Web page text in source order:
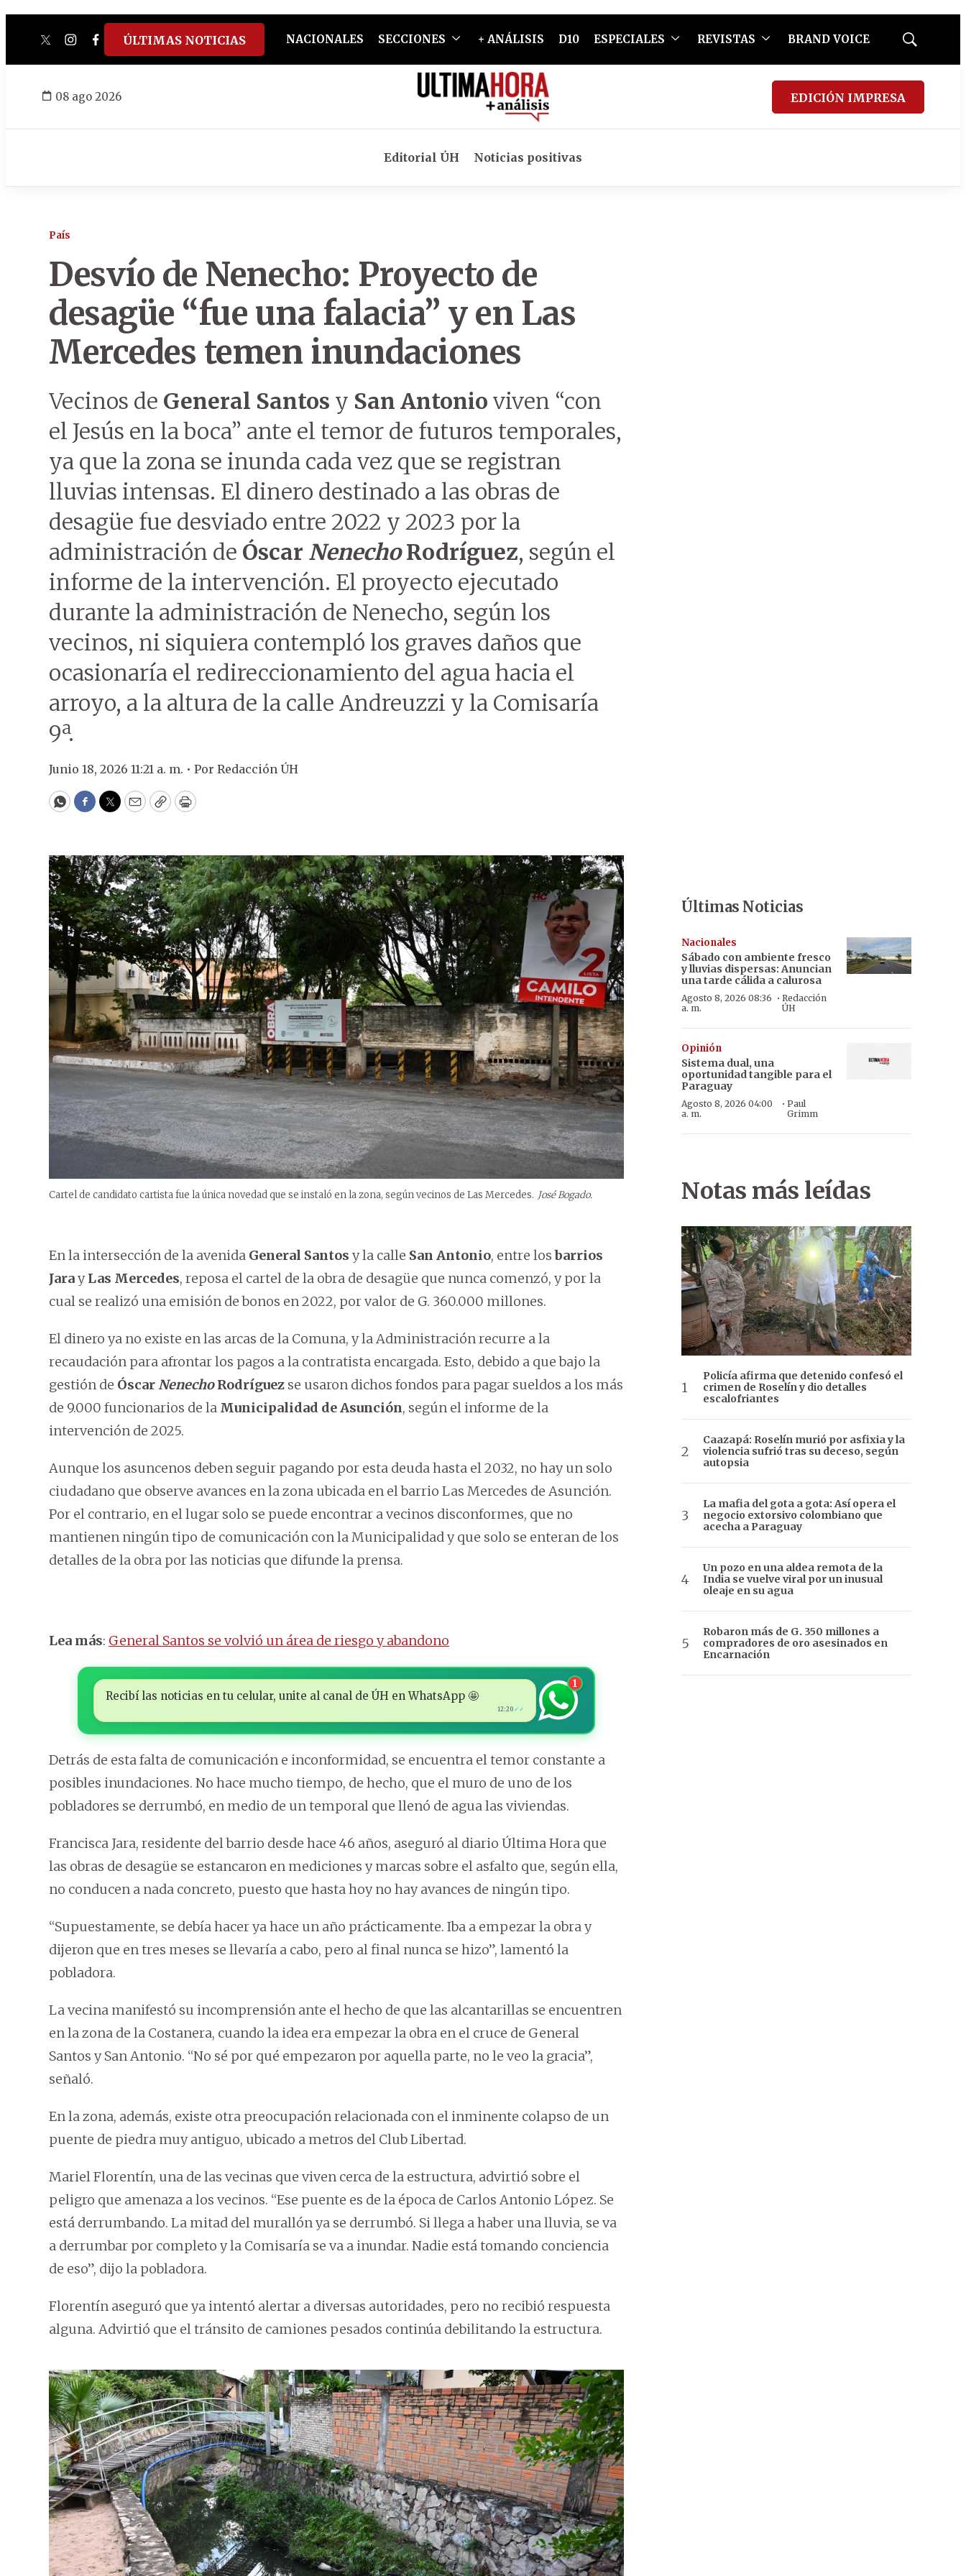
twitterinstagram
facebook
tiktokyoutube
spotify
ÚLTIMAS NOTICIAS NACIONALES SECCIONES + ANÁLISIS D10 ESPECIALES REVISTAS BRAND VOICE
Mostrar
08 ago 2026 EDICIÓN IMPRESA
Editorial ÚH Noticias positivas
País
Desvío de Nenecho: Proyecto de
desagüe “fue una falacia” y en Las
Mercedes temen inundaciones
Vecinos de General Santos y San Antonio viven “con
el Jesús en la boca” ante el temor de futuros temporales,
ya que la zona se inunda cada vez que se registran
lluvias intensas. El dinero destinado a las obras de
desagüe fue desviado entre 2022 y 2023 por la
administración de Óscar NenechoRodríguez, según el
informe de la intervención. El proyecto ejecutado
durante la administración de Nenecho, según los
vecinos, ni siquiera contempló los graves daños que
ocasionaría el redireccionamiento del agua hacia el
arroyo, a la altura de la calle Andreuzzi y la Comisaría
9ª.
Junio 18, 2026 11:21 a. m. • Por Redacción ÚH
WhatsApp
Facebook
Twitter
EmailCopyPrint
Cartel de candidato cartista fue la única novedad que se instaló en la zona, según vecinos de Las Mercedes. José Bogado.
En la intersección de la avenida General Santos y la calle San Antonio, entre losbarrios
JarayLas Mercedes, reposa el cartel de la obra de desagüe que nunca comenzó, y por la
cual se realizó una emisión de bonos en 2022, por valor de G. 360.000 millones.
El dinero ya no existe en las arcas de la Comuna, y la Administración recurre a la
recaudación para afrontar los pagos a la contratista encargada. Esto, debido a que bajo la
gestión de ÓscarNenechoRodríguez se usaron dichos fondos para pagar sueldos a los más
de 9.000 funcionarios de la Municipalidad de Asunción, según el informe de la
intervención de 2025.
Aunque los asuncenos deben seguir pagando por esta deuda hasta el 2032, no hay un solo
ciudadano que observe avances en la zona ubicada en el barrio Las Mercedes de Asunción.
Por el contrario, en el lugar solo se puede encontrar a vecinos disconformes, que no
mantienen ningún tipo de comunicación con la Municipalidad y que solo se enteran de los
detalles de la obra por las noticias que difunde la prensa.
Lea más: General Santos se volvió un área de riesgo y abandono
Recibí las noticias en tu celular, unite al canal de ÚH en WhatsApp 🤩
12:20 ✓✓
1
Detrás de esta falta de comunicación e inconformidad, se encuentra el temor constante a
posibles inundaciones. No hace mucho tiempo, de hecho, que el muro de uno de los
pobladores se derrumbó, en medio de un temporal que llenó de agua las viviendas.
Francisca Jara, residente del barrio desde hace 46 años, aseguró al diario Última Hora que
las obras de desagüe se estancaron en mediciones y marcas sobre el asfalto que, según ella,
no conducen a nada concreto, puesto que hasta hoy no hay avances de ningún tipo.
“Supuestamente, se debía hacer ya hace un año prácticamente. Iba a empezar la obra y
dijeron que en tres meses se llevaría a cabo, pero al final nunca se hizo”, lamentó la
pobladora.
La vecina manifestó su incomprensión ante el hecho de que las alcantarillas se encuentren
en la zona de la Costanera, cuando la idea era empezar la obra en el cruce de General
Santos y San Antonio. “No sé por qué empezaron por aquella parte, no le veo la gracia”,
señaló.
En la zona, además, existe otra preocupación relacionada con el inminente colapso de un
puente de piedra muy antiguo, ubicado a metros del Club Libertad.
Mariel Florentín, una de las vecinas que viven cerca de la estructura, advirtió sobre el
peligro que amenaza a los vecinos. “Ese puente es de la época de Carlos Antonio López. Se
está derrumbando. La mitad del murallón ya se derrumbó. Si llega a haber una lluvia, se va
a derrumbar por completo y la Comisaría se va a inundar. Nadie está tomando conciencia
de eso”, dijo la pobladora.
Florentín aseguró que ya intentó alertar a diversas autoridades, pero no recibió respuesta
alguna. Advirtió que el tránsito de camiones pesados continúa debilitando la estructura.
Últimas Noticias
Nacionales
Sábado con ambiente fresco
y lluvias dispersas: Anuncian
una tarde cálida a calurosa
Agosto 8, 2026 08:36
a. m.
·Redacción
ÚH
Opinión
Sistema dual, una
oportunidad tangible para el
Paraguay
Agosto 8, 2026 04:00
a. m.
·Paul
Grimm
Notas más leídas
Policía afirma que detenido confesó el
crimen de Roselín y dio detalles
escalofriantes
Caazapá: Roselín murió por asfixia y la
violencia sufrió tras su deceso, según
autopsia
La mafia del gota a gota: Así opera el
negocio extorsivo colombiano que
acecha a Paraguay
Un pozo en una aldea remota de la
India se vuelve viral por un inusual
oleaje en su agua
Robaron más de G. 350 millones a
compradores de oro asesinados en
Encarnación